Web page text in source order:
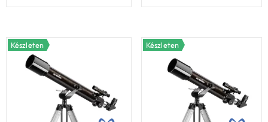
Készleten Készleten